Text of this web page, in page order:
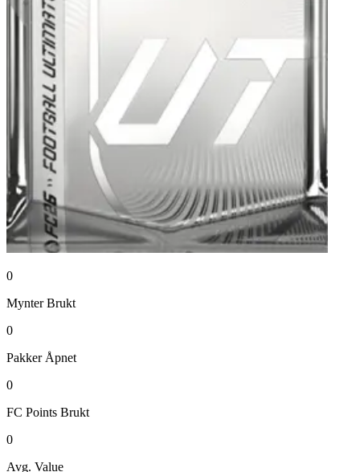
0
Mynter Brukt
0
Pakker Åpnet
0
FC Points Brukt
0
Avg. Value